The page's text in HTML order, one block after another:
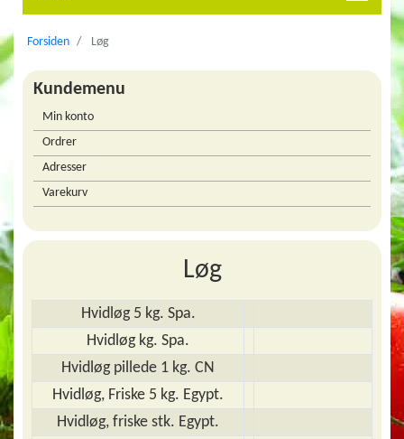
Forsiden Løg
Kundemenu
Min konto
Ordrer
Adresser
Varekurv
Løg
Hvidløg 5 kg. Spa.
Hvidløg kg. Spa.
Hvidløg pillede 1 kg. CN
Hvidløg, Friske 5 kg. Egypt.
Hvidløg, friske stk. Egypt.